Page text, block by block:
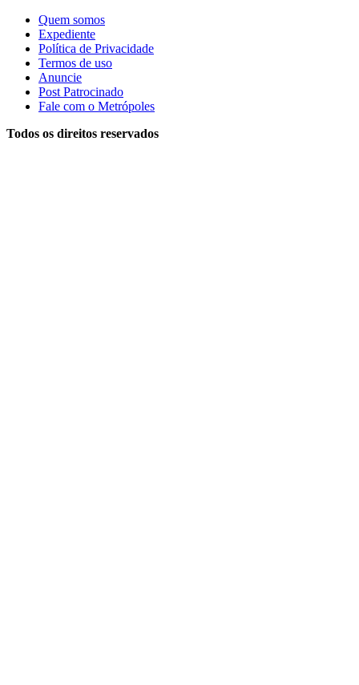
Quem somos
Expediente
Política de Privacidade
Termos de uso
Anuncie
Post Patrocinado
Fale com o Metrópoles
Todos os direitos reservados